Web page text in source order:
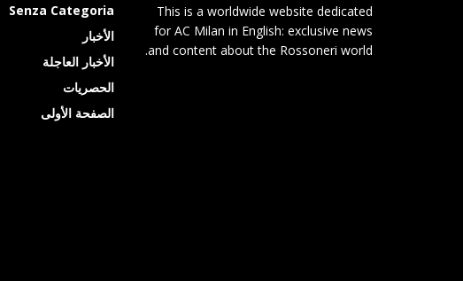
This is a worldwide website dedicated
for AC Milan in English: exclusive news
and content about the Rossoneri world.
Senza Categoria
الأخبار
الأخبار العاجلة
الحصريات
الصفحة الأولى